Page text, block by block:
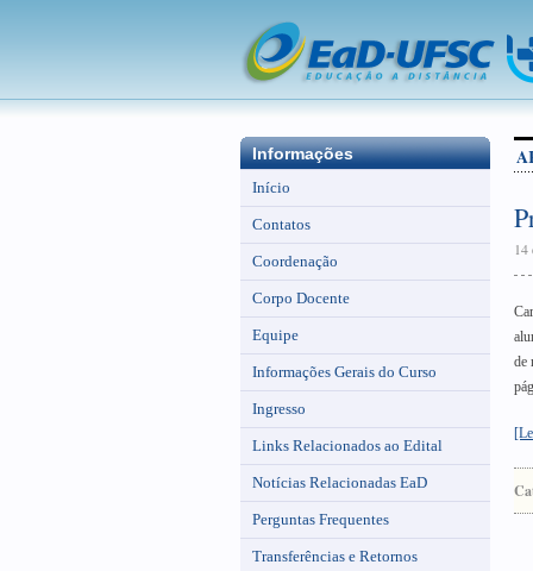
Informações
Início
Contatos
Coordenação
Corpo Docente
Equipe
Informações Gerais do Curso
Ingresso
Links Relacionados ao Edital
Notícias Relacionadas EaD
Perguntas Frequentes
Transferências e Retornos
14
de